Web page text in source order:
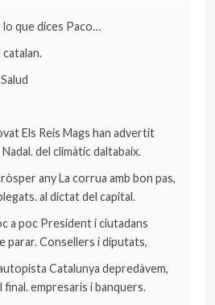
que dices Paco…
Els Reis Mags han advertit
del climàtic daltabaix.
any La corrua amb bon pas,
al dictat del capital.
a poc President i ciutadans
parar. Consellers i diputats,
Catalunya depredàvem,
final. empresaris i banquers.